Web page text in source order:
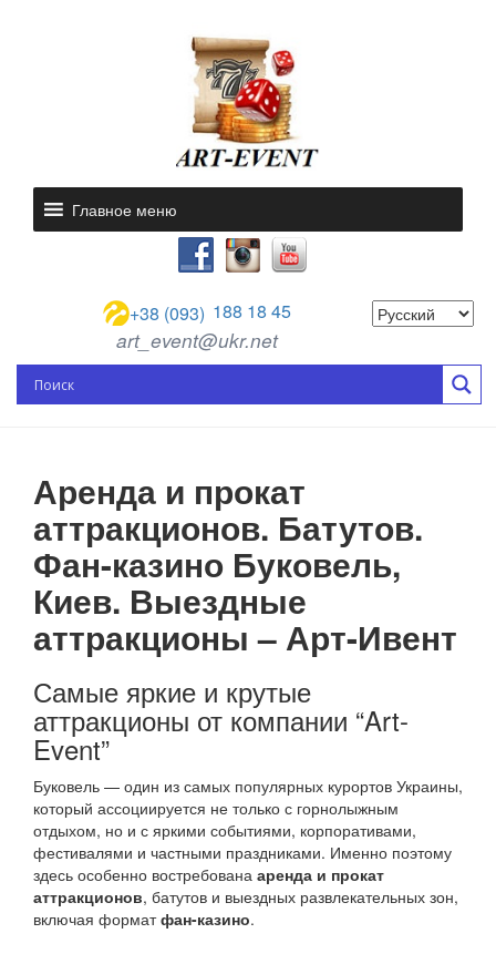
Главное меню
+38 (093) 188 18 45
art_event@ukr.net
Аренда и прокат
аттракционов. Батутов.
Фан-казино Буковель,
Киев. Выездные
аттракционы – Арт-Ивент
Самые яркие и крутые
аттракционы от компании “Art-
Event”
Буковель — один из самых популярных курортов Украины,
который ассоциируется не только с горнолыжным
отдыхом, но и с яркими событиями, корпоративами,
фестивалями и частными праздниками. Именно поэтому
здесь особенно востребована аренда и прокат
аттракционов, батутов и выездных развлекательных зон,
включая форматфан-казино.